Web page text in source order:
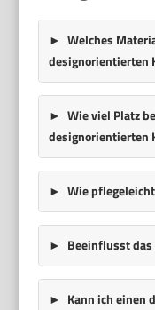
Welches
designorientierten
Wie viel Platz
designorientierten
Wie
Beeinflusst
Kann ich einen